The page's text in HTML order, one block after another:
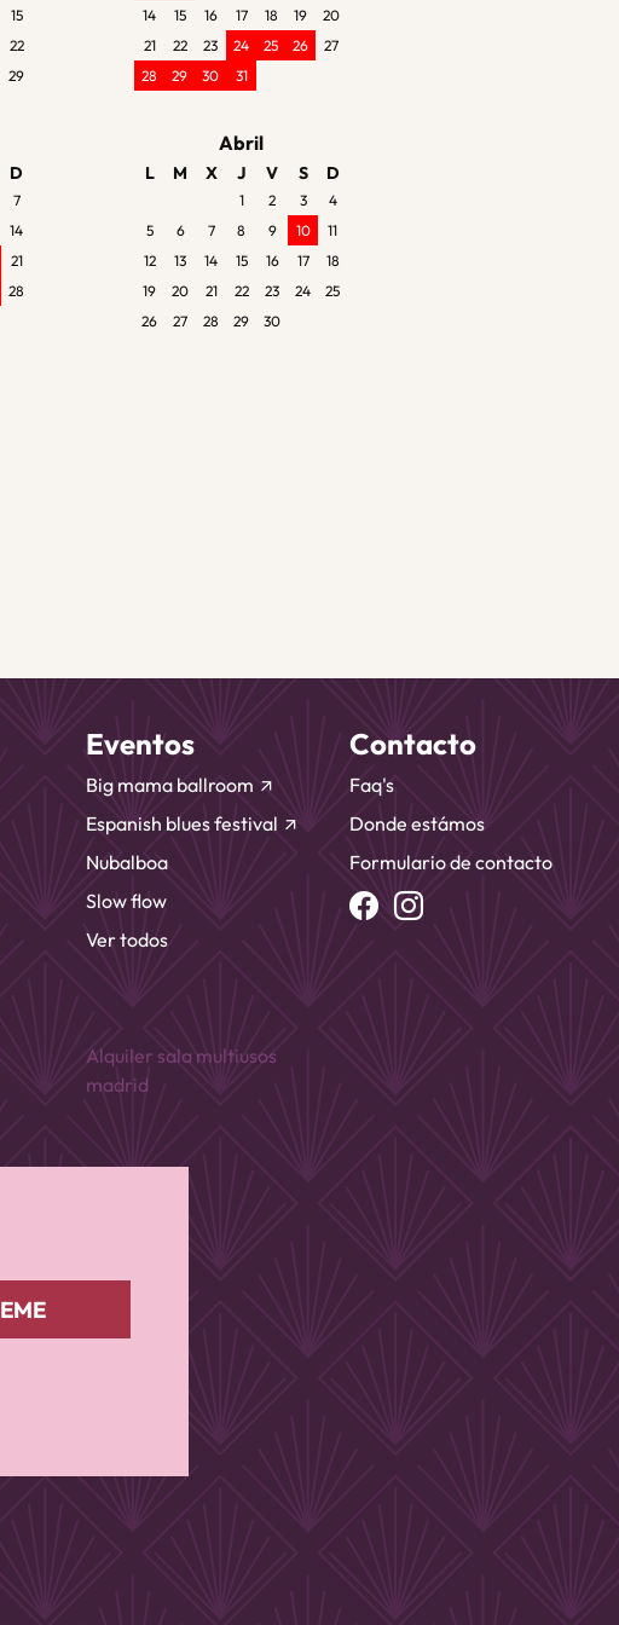
15
22
29
14
15 16 17 18 19
20
21
22 23 24 25 26
27
28
29 30 31
D
7
14
21
28
Abril
L M X J V S D
1 2 3
4
5
6 7 8 9 10
11
12
13 14 15 16 17
18
19
20 21 22 23 24
25
26
27 28 29 30
Eventos
Big mama ballroom arrow_outward
Espanish blues festival arrow_outward
Nubalboa
Slow flow
Ver todos
Contacto
Faq's
Donde estámos
Formulario de contacto
Alquiler sala multiusos
madrid